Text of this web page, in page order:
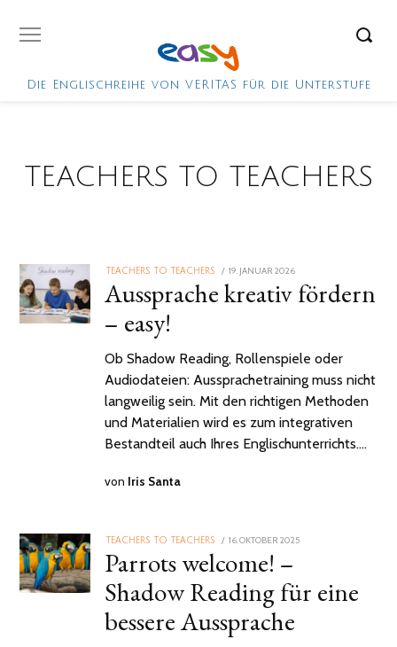
Die Englischreihe von VERITAS für die Unterstufe
TEACHERS TO TEACHERS
TEACHERS TO TEACHERS
POSTED
ON
19. JANUAR 2026
Aussprache kreativ fördern
– easy!
Ob Shadow Reading, Rollenspiele oder
Audiodateien: Aussprachetraining muss nicht
langweilig sein. Mit den richtigen Methoden
und Materialien wird es zum integrativen
Bestandteil auch Ihres Englischunterrichts.…
von Iris Santa
TEACHERS TO TEACHERS
POSTED
16. OKTOBER 2025
Parrots welcome! –
Shadow Reading für eine
bessere Aussprache